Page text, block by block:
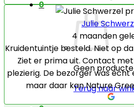
0
Geen
Terug naar
Julie
4 maanden
Kruidentuintje besteld. Niet op
Ziet er prima uit. Contact
plezierig. De bezorger was
maar daar kan Nature